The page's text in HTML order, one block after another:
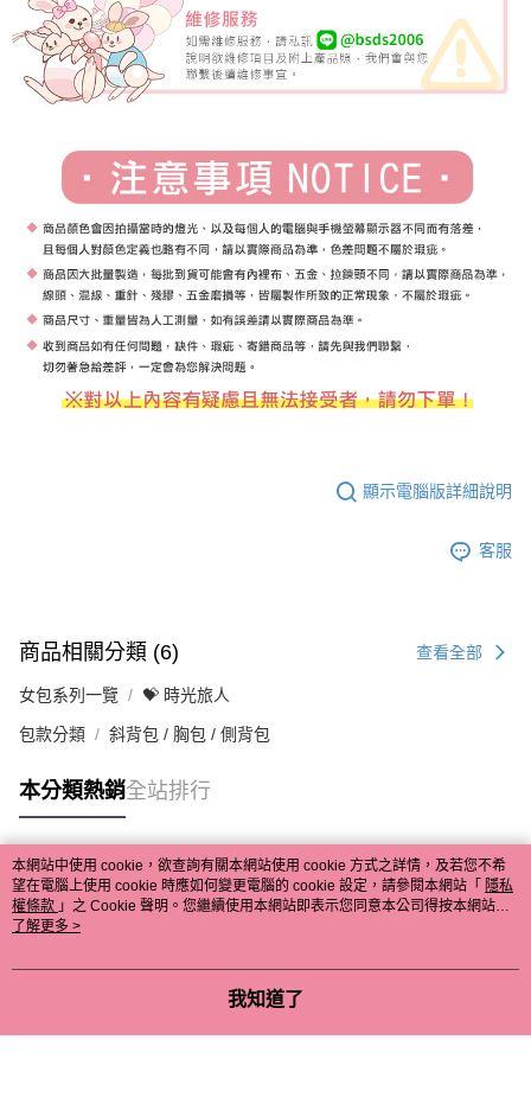
顯示電腦版詳細說明
客服
商品相關分類 (6) 查看全部
女包系列一覽 💝 時光旅人
包款分類 斜背包 / 胸包 / 側背包
本分類熱銷全站排行
熱門標籤
本網站中使用 cookie，欲查詢有關本網站使用 cookie 方式之詳情，及若您不希
望在電腦上使用 cookie 時應如何變更電腦的 cookie 設定，請參閱本網站「 隱私
權條款 」之 Cookie 聲明。您繼續使用本網站即表示您同意本公司得按本網站使
用條款之 Cookie 聲明使用 cookie。
了解更多 >
我知道了